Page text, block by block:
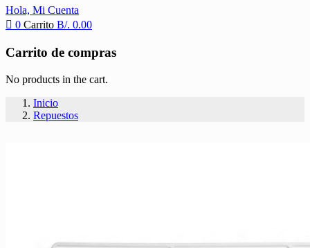
Hola, Mi Cuenta
0 Carrito B/. 0.00
Carrito de compras
No products in the cart.
Inicio
Repuestos